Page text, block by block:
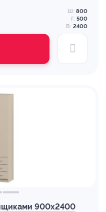
Ш: 800
Г: 500
В: 2400
900х2400